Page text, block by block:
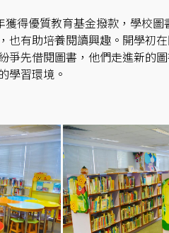
得優質教育基金撥款，學校
也有助培養閱讀興趣。開學初
爭先借閱圖書，他們走進新的
學習環境。